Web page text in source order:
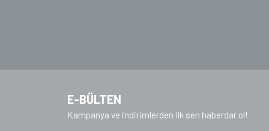
E-BÜLTEN
Kampanya ve indirimlerden ilk sen haberdar ol!